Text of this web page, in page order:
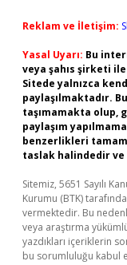
Reklam ve İletişim:
Yasal Uyarı: Bu
veya şahıs şirketi
Sitede yalnızca
paylaşılmaktadır.
taşımamakta olup,
paylaşım
benzerlikleri
taslak halindedir
Sitemiz, 5651 Sayılı
Kurumu (BTK)
vermektedir. Bu
veya araştırma
yazdıkları içeriklerin
bu sorumluluğu kabul